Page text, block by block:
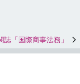
誌「国際商事法務」